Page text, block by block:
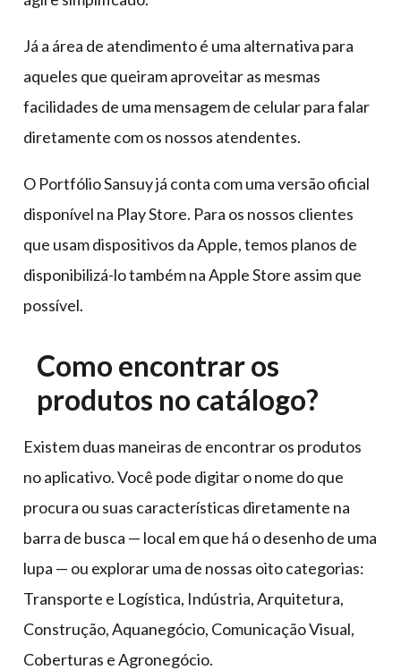
Já a área de atendimento é uma alternativa para
aqueles que queiram aproveitar as mesmas
facilidades de uma mensagem de celular para falar
diretamente com os nossos atendentes.
O Portfólio Sansuy já conta com uma versão oficial
disponível na Play Store. Para os nossos clientes
que usam dispositivos da Apple, temos planos de
disponibilizá-lo também na Apple Store assim que
possível.
Como encontrar os
produtos no catálogo?
Existem duas maneiras de encontrar os produtos
no aplicativo. Você pode digitar o nome do que
procura ou suas características diretamente na
barra de busca — local em que há o desenho de uma
lupa — ou explorar uma de nossas oito categorias:
Transporte e Logística, Indústria, Arquitetura,
Construção, Aquanegócio, Comunicação Visual,
Coberturas e Agronegócio.